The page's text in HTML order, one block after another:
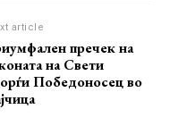
article
пречек на
на Свети
Победоносец во